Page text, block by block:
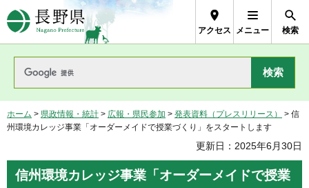
長野県Nagano Prefecture
アクセス メニュー 検索
ホーム > 県政情報・統計 > 広報・県民参加 > 発表資料（プレスリリース）
> 信
州環境カレッジ事業「オーダーメイドで授業づくり」をスタートします
更新日：2025年6月30日
信州環境カレッジ事業「オーダーメイドで授業